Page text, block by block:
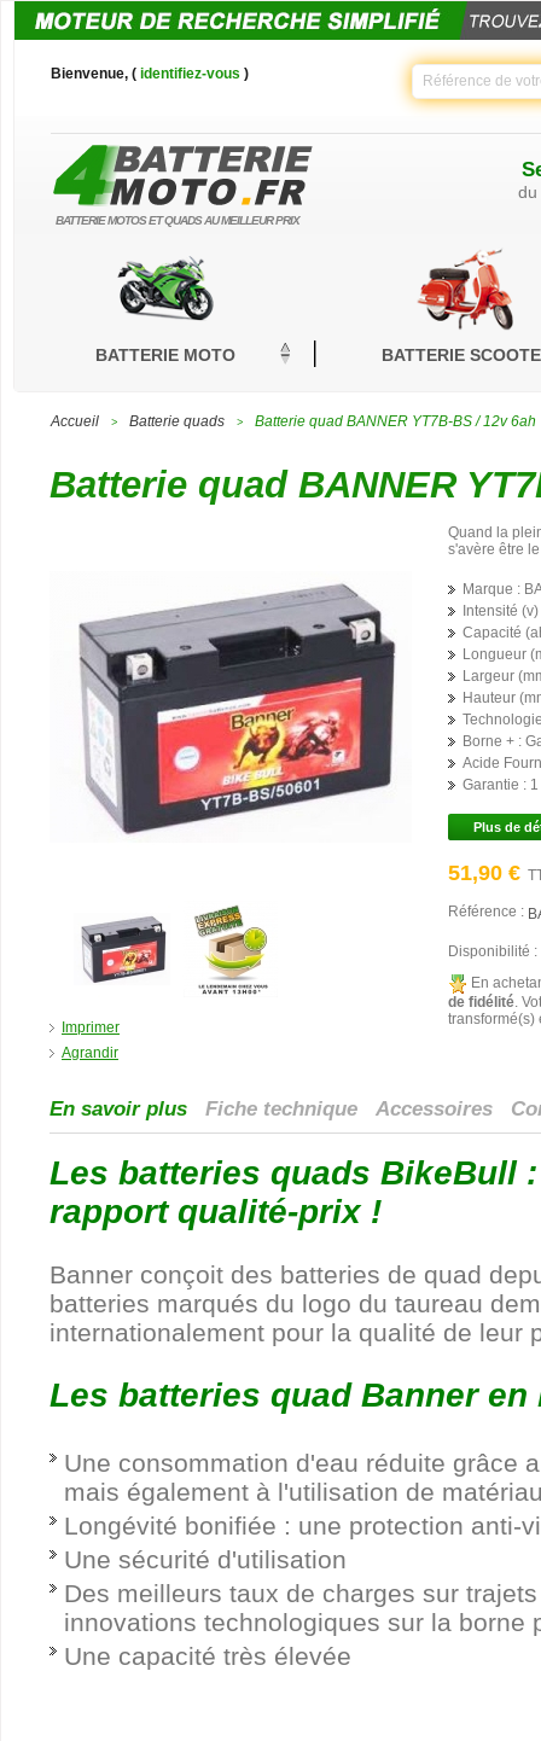
BATTERIE MOTOS ET QUADS AU MEILLEUR PRIX
Bienvenue, ( identifiez-vous )
BATTERIE MOTO BATTERIE
Accueil > Batterie quads > Batterie quad BANNER YT7B-BS / 12v 6ah
Batterie quad BANNER
Imprimer
Agrandir
Quand la
s'avère être
Marque :
Intensité (v)
Capacité
Longueur
Largeur
Hauteur
Borne + :
Acide
Garantie :
Plus de
51,90 €
Référence :
Disponibilité :
En
de fidélité.
En savoir plus Fiche technique Accessoires
Les batteries quads BikeBull
rapport qualité-prix !
Banner conçoit des batteries de quad
batteries marqués du logo du taureau
internationalement pour la qualité de leur
Les batteries quad Banner en
Une consommation d'eau réduite grâce
mais également à l'utilisation de
Longévité bonifiée : une protection anti-
Une sécurité d'utilisation
Des meilleurs taux de charges sur
innovations technologiques sur la borne
Une capacité très élevée